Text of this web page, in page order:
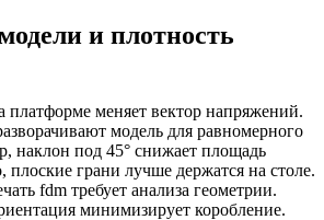
и плотность
платформе меняет вектор напряжений.
модель для равномерного
наклон под 45° снижает площадь
плоские грани лучше держатся на столе.
fdm требует анализа геометрии.
минимизирует коробление.